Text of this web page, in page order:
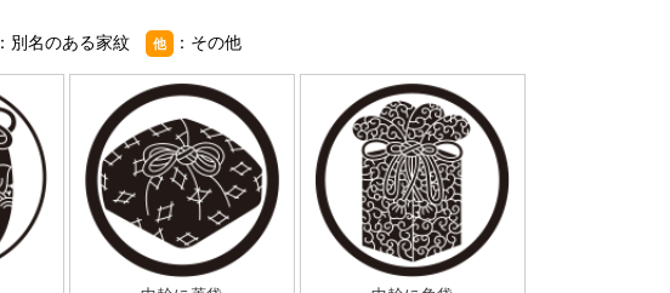
：別名のある家紋 他 ：その他